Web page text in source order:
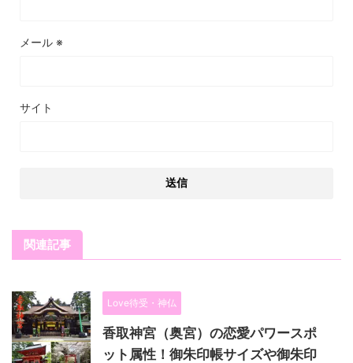
メール ※
サイト
関連記事
Love待受・神仏
香取神宮（奥宮）の恋愛パワースポ
ット属性！御朱印帳サイズや御朱印